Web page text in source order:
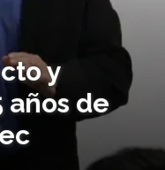
y
años de